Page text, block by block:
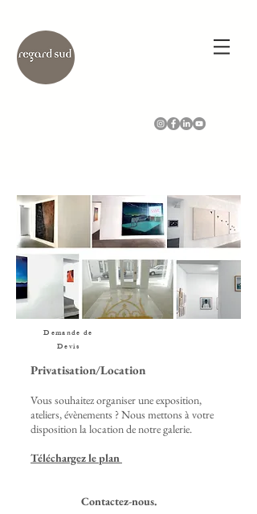
Demande de
Devis
Privatisation/Location
Vous souhaitez organiser une exposition,
ateliers, évènements ? Nous mettons à votre
disposition la location de notre galerie.
Téléchargez le plan
Contactez-nous.